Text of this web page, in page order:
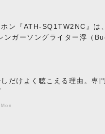
ン『ATH-SQ1TW2NC』は
ンガーソングライター浮（
だけよく聴こえる理由。専